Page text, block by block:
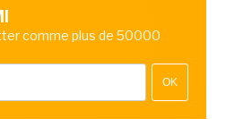
comme plus de 50000
OK